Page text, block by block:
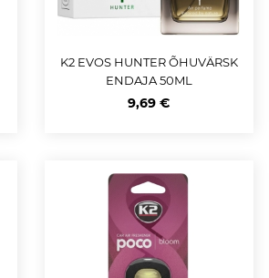
K2 EVOS HUNTER ÕHUVÄRSK
ENDAJA 50ML
9,69 €